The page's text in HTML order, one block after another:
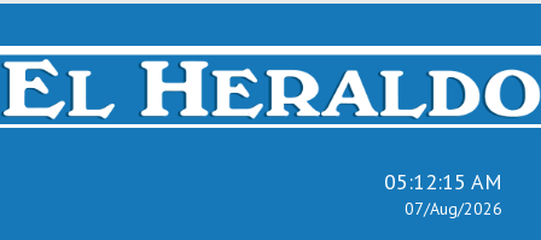
Skip
content
05:12:16 AM
07/Aug/2026